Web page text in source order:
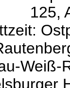
125,
Weiß-